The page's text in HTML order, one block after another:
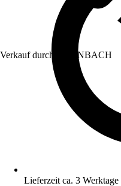
Verkauf durch: HORNBACH
Lieferzeit ca. 3 Werktage